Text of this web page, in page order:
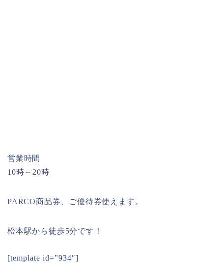
営業時間
10時～20時
PARCO商品券、ご優待券使えます。
松本駅から徒歩5分です！
[template id=”934″]